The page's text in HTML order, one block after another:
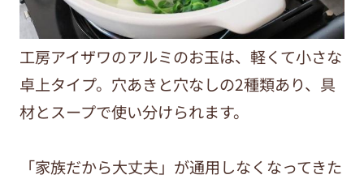
工房アイザワのアルミのお玉は、軽くて小さな
卓上タイプ。穴あきと穴なしの2種類あり、具
材とスープで使い分けられます。
「家族だから大丈夫」が通用しなくなってきた